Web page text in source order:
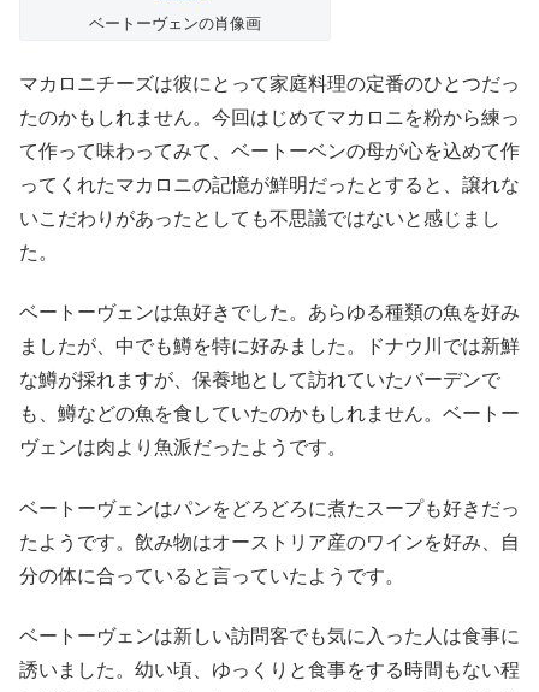
ベートーヴェンの肖像画
マカロニチーズは彼にとって家庭料理の定番のひとつだっ
たのかもしれません。今回はじめてマカロニを粉から練っ
て作って味わってみて、ベートーベンの母が心を込めて作
ってくれたマカロニの記憶が鮮明だったとすると、譲れな
いこだわりがあったとしても不思議ではないと感じまし
た。
ベートーヴェンは魚好きでした。あらゆる種類の魚を好み
ましたが、中でも鱒を特に好みました。ドナウ川では新鮮
な鱒が採れますが、保養地として訪れていたバーデンで
も、鱒などの魚を食していたのかもしれません。ベートー
ヴェンは肉より魚派だったようです。
ベートーヴェンはパンをどろどろに煮たスープも好きだっ
たようです。飲み物はオーストリア産のワインを好み、自
分の体に合っていると言っていたようです。
ベートーヴェンは新しい訪問客でも気に入った人は食事に
誘いました。幼い頃、ゆっくりと食事をする時間もない程